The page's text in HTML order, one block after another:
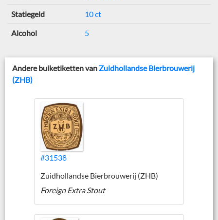
Statiegeld 10 ct
Alcohol 5
Andere buiketiketten vanZuidhollandse Bierbrouwerij
(ZHB)
#31538
Zuidhollandse Bierbrouwerij (ZHB)
Foreign Extra Stout